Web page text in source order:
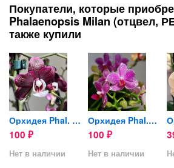
Покупатели, которые
Phalaenopsis Milan (отцвел,
также купили
Орхидея Phal. Kaoda Twinkle...
100 ₽
Нет в наличии
Орхидея Phal.Hualien Pink...
100 ₽
Нет в наличии